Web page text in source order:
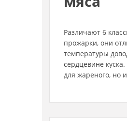
Различают 6
прожарки, они
температуры
сердцевине
для жареного, но